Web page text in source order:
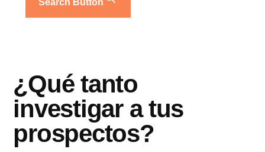
Search Button
¿Qué tanto
investigar a tus
prospectos?